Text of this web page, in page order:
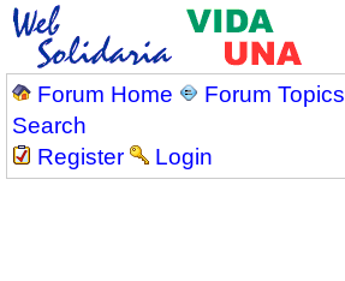
Forum Home Forum Topics
Search
Register
Login